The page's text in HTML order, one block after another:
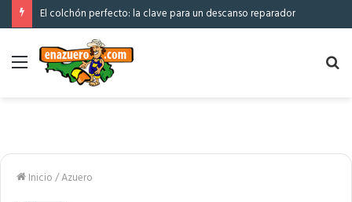
El colchón perfecto: la clave para un descanso reparador
Menú
Inicio/Azuero